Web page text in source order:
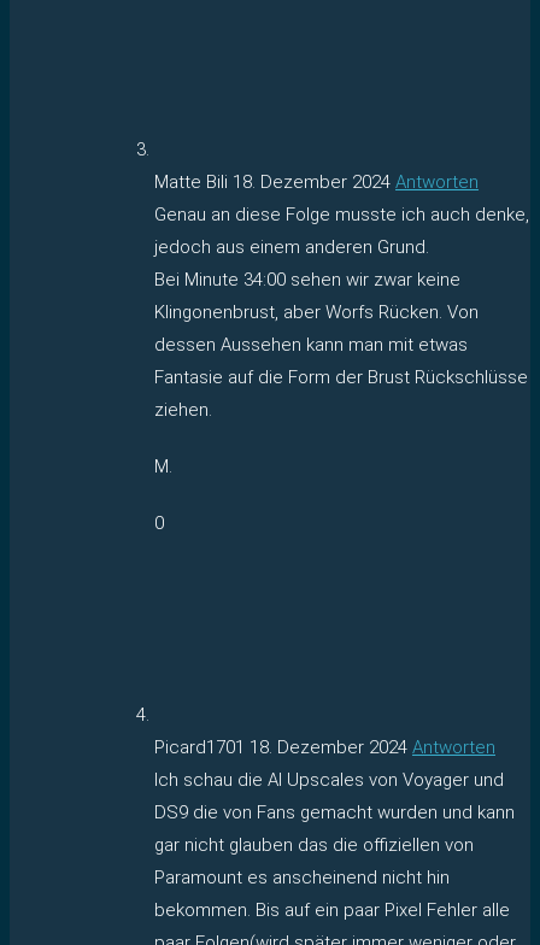
Matte Bili 18. Dezember 2024 Antworten
Genau an diese Folge musste ich auch denke,
jedoch aus einem anderen Grund.
Bei Minute 34:00 sehen wir zwar keine
Klingonenbrust, aber Worfs Rücken. Von
dessen Aussehen kann man mit etwas
Fantasie auf die Form der Brust Rückschlüsse
ziehen.
M.
0
Picard1701 18. Dezember 2024 Antworten
Ich schau die AI Upscales von Voyager und
DS9 die von Fans gemacht wurden und kann
gar nicht glauben das die offiziellen von
Paramount es anscheinend nicht hin
bekommen. Bis auf ein paar Pixel Fehler alle